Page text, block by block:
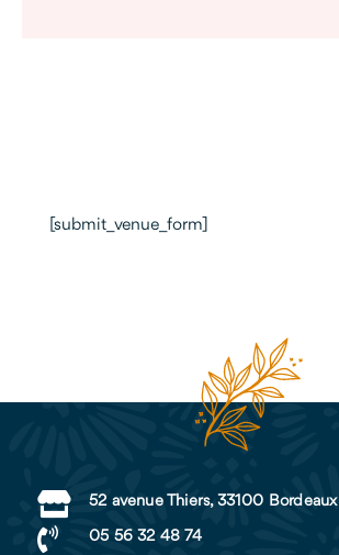
[submit_venue_form]
 52 avenue Thiers, 33100 Bordeaux
 05 56 32 48 74